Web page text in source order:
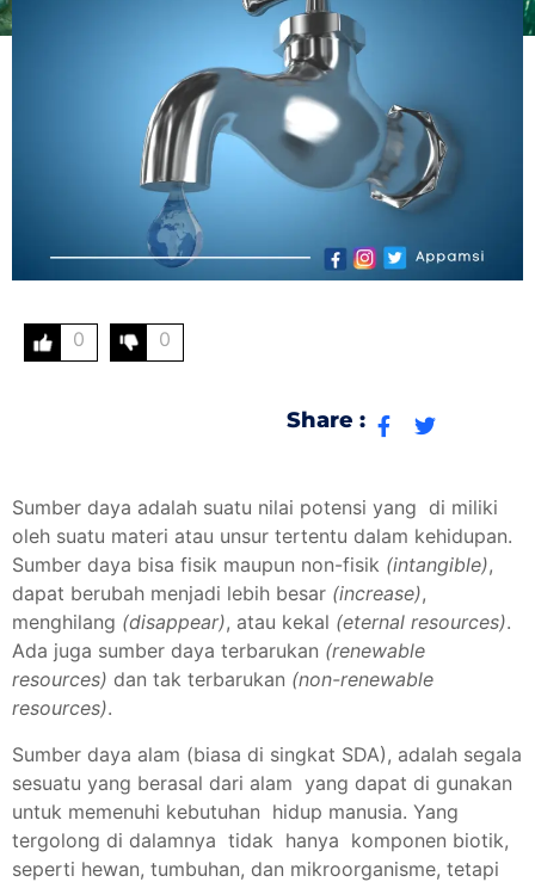
0 0
Share :
Sumber daya adalah suatu nilai potensi yang di miliki
oleh suatu materi atau unsur tertentu dalam kehidupan.
Sumber daya bisa fisik maupun non-fisik (intangible),
dapat berubah menjadi lebih besar (increase),
menghilang (disappear), atau kekal (eternal resources).
Ada juga sumber daya terbarukan (renewable
resources) dan tak terbarukan (non-renewable
resources).
Sumber daya alam (biasa di singkat SDA), adalah segala
sesuatu yang berasal dari alam yang dapat di gunakan
untuk memenuhi kebutuhan hidup manusia. Yang
tergolong di dalamnya tidak hanya komponen biotik,
seperti hewan, tumbuhan, dan mikroorganisme, tetapi